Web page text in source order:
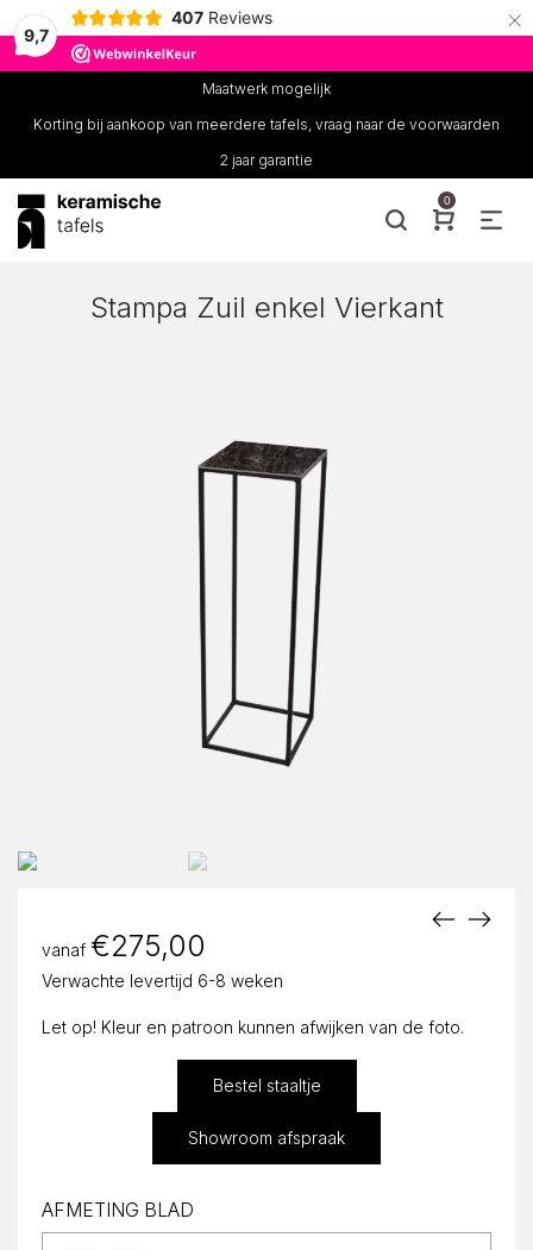
9,7
407 Reviews ×
Maatwerk mogelijk
Korting bij aankoop van meerdere tafels, vraag naar de voorwaarden
2 jaar garantie
0
Stampa Zuil enkel Vierkant
vanaf €275,00
Verwachte levertijd 6-8 weken
Let op! Kleur en patroon kunnen afwijken van de foto.
Bestel staaltje
Showroom afspraak
AFMETING BLAD